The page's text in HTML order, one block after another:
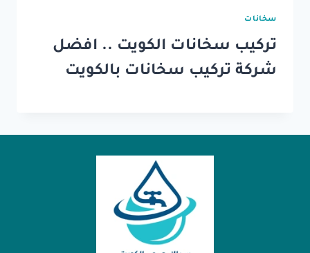
سخانات
تركيب سخانات الكويت .. افضل
شركة تركيب سخانات بالكويت